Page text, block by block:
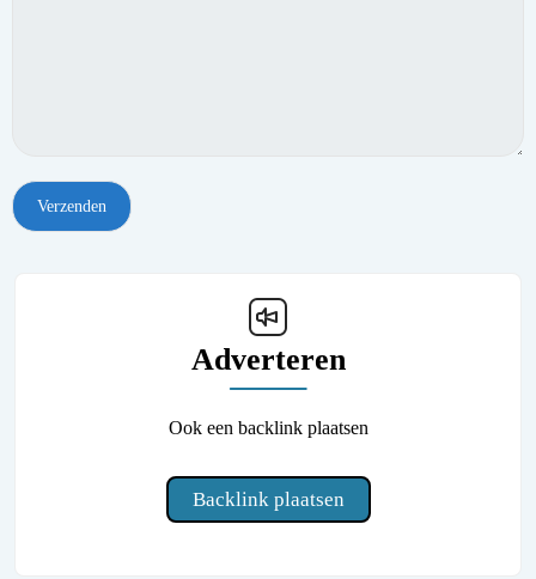
Adverteren
Ook een backlink plaatsen
Backlink plaatsen